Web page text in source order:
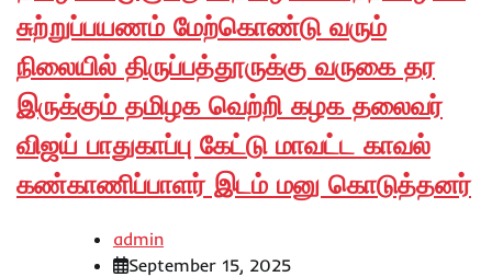
சுற்றுப்பயணம் மேற்கொண்டு வரும்
நிலையில் திருப்பத்தூருக்கு வருகை தர
இருக்கும் தமிழக வெற்றி கழக தலைவர்
விஜய் பாதுகாப்பு கேட்டு மாவட்ட காவல்
கண்காணிப்பாளர் இடம் மனு கொடுத்தனர்
admin
September 15, 2025